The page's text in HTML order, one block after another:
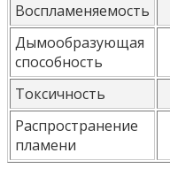
Воспламеняемость
Дымообразующая
способность
Токсичность
Распространение
пламени